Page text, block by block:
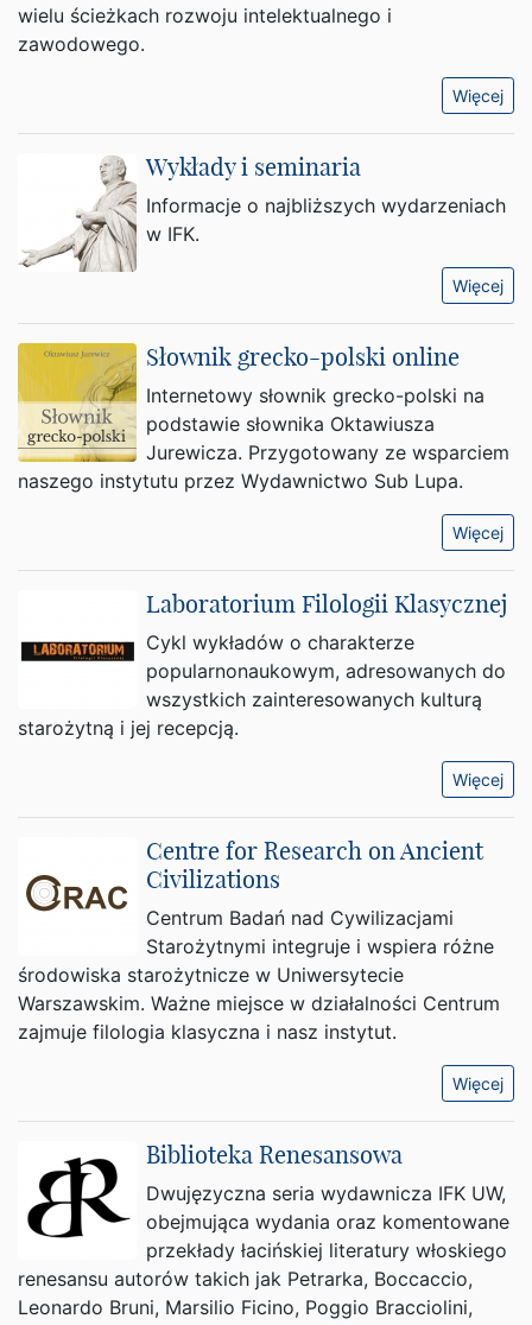
wielu ścieżkach rozwoju intelektualnego i
zawodowego.
Więcej
Wykłady i seminaria
Informacje o najbliższych wydarzeniach
w IFK.
Więcej
Słownik grecko-polski online
Internetowy słownik grecko-polski na
podstawie słownika Oktawiusza
Jurewicza. Przygotowany ze wsparciem
naszego instytutu przez Wydawnictwo Sub Lupa.
Więcej
Laboratorium Filologii Klasycznej
Cykl wykładów o charakterze
popularnonaukowym, adresowanych do
wszystkich zainteresowanych kulturą
starożytną i jej recepcją.
Więcej
Centre for Research on Ancient
Civilizations
Centrum Badań nad Cywilizacjami
Starożytnymi integruje i wspiera różne
środowiska starożytnicze w Uniwersytecie
Warszawskim. Ważne miejsce w działalności Centrum
zajmuje filologia klasyczna i nasz instytut.
Więcej
Biblioteka Renesansowa
Dwujęzyczna seria wydawnicza IFK UW,
obejmująca wydania oraz komentowane
przekłady łacińskiej literatury włoskiego
renesansu autorów takich jak Petrarka, Boccaccio,
Leonardo Bruni, Marsilio Ficino, Poggio Bracciolini,